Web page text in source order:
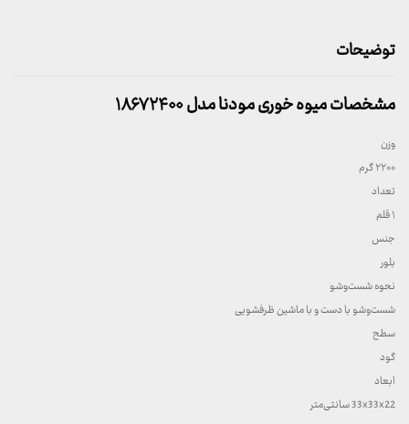
توضیحات
مشخصات میوه خوری مودنا مدل ۱۸۶۷۲۴۰۰
وزن
۲۲۰۰ گرم
تعداد
۱ قلم
جنس
بلور
نحوه شست‌وشو
شست‌وشو با دست و با ماشین ظرفشویی
سطح
گود
ابعاد
33x33x22 سانتی‌متر